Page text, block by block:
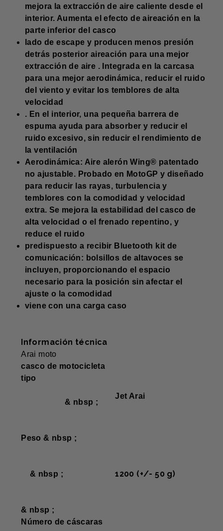
mejora la extracción de aire caliente desde el
interior. Aumenta el efecto de aireación en la
parte inferior del casco
lado de escape y producen menos presión
detrás posterior aireación para una mejor
extracción de aire . Integrada en la carcasa
para una mejor aerodinámica, reducir el ruido
del viento y evitar los temblores de alta
velocidad
. En el interior, una pequeña barrera de
espuma ayuda para absorber y reducir el
ruido excesivo, sin reducir el rendimiento de
la ventilación
Aerodinámica: Aire alerón Wing® patentado
no ajustable. Probado en MotoGP y diseñado
para reducir las rayas, turbulencia y
temblores con la comodidad y velocidad
extra. Se mejora la estabilidad del casco de
alta velocidad o el frenado repentino, y
reduce el ruido
predispuesto a recibir Bluetooth kit de
comunicación: bolsillos de altavoces se
incluyen, proporcionando el espacio
necesario para la posición sin afectar el
ajuste o la comodidad
viene con una carga caso
Información técnica
Arai moto
casco de motocicleta
tipo
& nbsp ;
Jet Arai
Peso & nbsp ;
& nbsp ;
& nbsp ;
1200 (+/- 50 g)
Número de cáscaras